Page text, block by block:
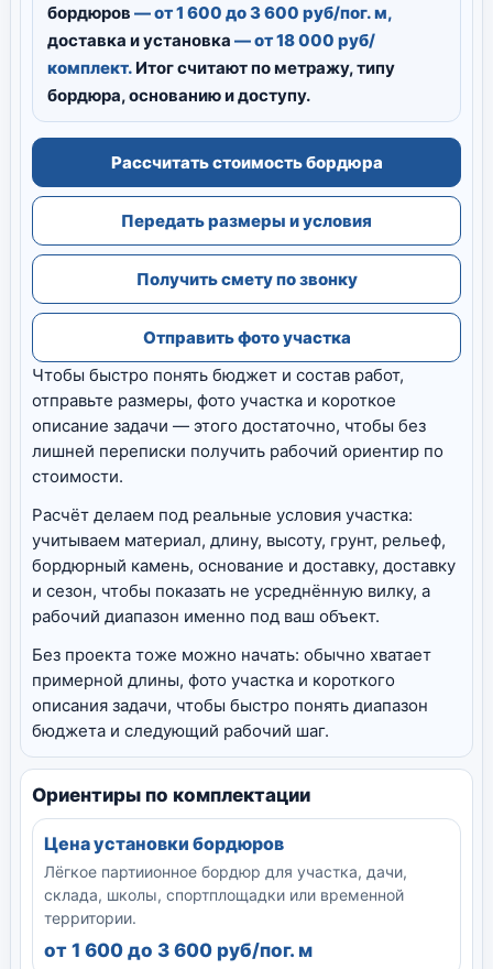
бордюров — от 1 600 до 3 600 руб/пог. м,
доставка и установка — от 18 000 руб/
комплект. Итог считают по метражу, типу
бордюра, основанию и доступу.
Рассчитать стоимость бордюра
Передать размеры и условия
Получить смету по звонку
Отправить фото участка
Чтобы быстро понять бюджет и состав работ,
отправьте размеры, фото участка и короткое
описание задачи — этого достаточно, чтобы без
лишней переписки получить рабочий ориентир по
стоимости.
Расчёт делаем под реальные условия участка:
учитываем материал, длину, высоту, грунт, рельеф,
бордюрный камень, основание и доставку, доставку
и сезон, чтобы показать не усреднённую вилку, а
рабочий диапазон именно под ваш объект.
Без проекта тоже можно начать: обычно хватает
примерной длины, фото участка и короткого
описания задачи, чтобы быстро понять диапазон
бюджета и следующий рабочий шаг.
Ориентиры по комплектации
Цена установки бордюров
Лёгкое партиионное бордюр для участка, дачи,
склада, школы, спортплощадки или временной
территории.
от 1 600 до 3 600 руб/пог. м